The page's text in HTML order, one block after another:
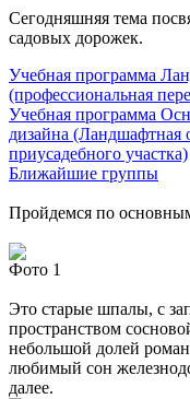
Сегодняшняя тема
садовых дорожек.
Учебная программа
(профессиональная
Учебная программа
дизайна (Ландшафтная
приусадебного участка)
Ближайшие группы
Пройдемся по
Фото 1
Это старые шпалы, с
пространством
небольшой долей
любимый сон
далее.